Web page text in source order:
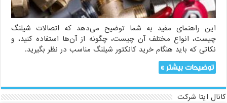
این راهنمای مفید به شما توضیح می‌دهد که اتصالات شیلنگ
چیست، انواع مختلف آن چیست، چگونه از آن‌ها استفاده کنید، و
نکاتی که باید هنگام خرید کانکتور شیلنگ مناسب در نظر بگیرید.
توضیحات بیشتر »
کانال ایتا شرکت